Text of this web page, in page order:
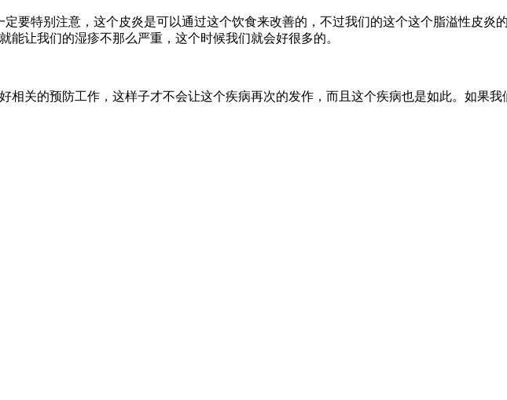
要特别注意，这个皮炎是可以通过这个饮食来改善的，不过我们的这个这个脂溢性皮炎
能让我们的湿疹不那么严重，这个时候我们就会好很多的。
相关的预防工作，这样子才不会让这个疾病再次的发作，而且这个疾病也是如此。如果